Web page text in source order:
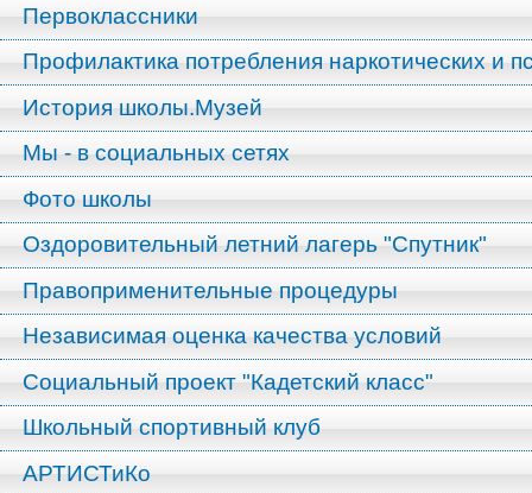
Первоклассники
Профилактика потребления наркотических и
История школы.Музей
Мы - в социальных сетях
Фото школы
Оздоровительный летний лагерь "Спутник"
Правоприменительные процедуры
Независимая оценка качества условий
Социальный проект "Кадетский класс"
Школьный спортивный клуб
АРТИСТиКо